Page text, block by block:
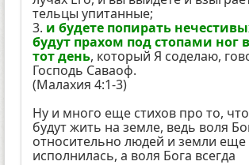
тельцы упитанные;
3. и будете попирать
будут прахом под стопами ног
тот день, который Я соделаю,
Господь Саваоф.
(Малахия 4:1-3)
Ну и много еще стихов про то,
будут жить на земле, ведь воля
относительно людей и земли еще
исполнилась, а воля Бога всегда